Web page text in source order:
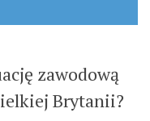
zawodową
Brytanii?